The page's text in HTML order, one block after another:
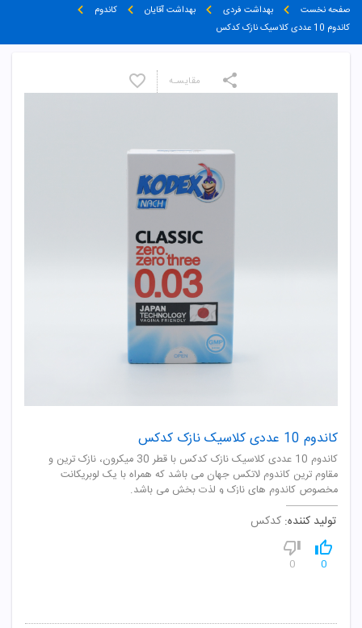
صفحه نخست بهداشت فردی بهداشت آقایان
کاندوم
کاندوم 10 عددی کلاسیک نازک کدکس
کاندوم 10 عددی کلاسیک نازک کدکس
کاندوم 10 عددی کلاسیک نازک کدکس با قطر 30 میکرون، نازک ترین و
مقاوم ترین کاندوم لاتکس جهان می باشد که همراه با یک لوبریکانت
مخصوص کاندوم های نازک و لذت بخش می باشد.
تولید کننده: کدکس
0
0
مقایسـه